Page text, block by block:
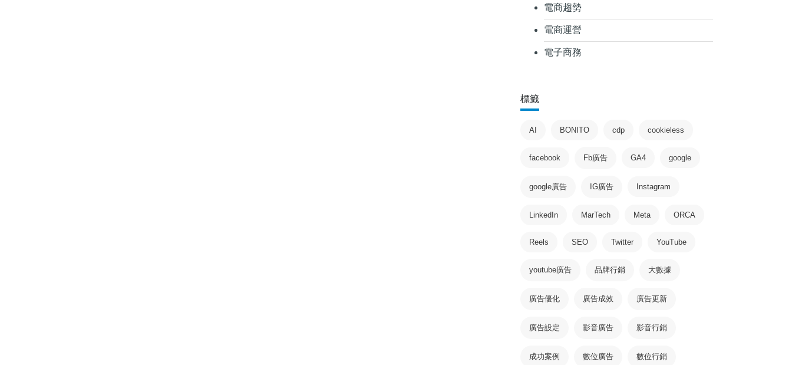
電商趨勢
電商運營
電子商務
標籤
AI BONITO cdp cookieless
facebook Fb廣告 GA4 google
google廣告 IG廣告 Instagram
LinkedIn MarTech Meta ORCA
Reels SEO Twitter YouTube
youtube廣告 品牌行銷 大數據
廣告優化 廣告成效 廣告更新
廣告設定 影音廣告 影音行銷
成功案例 數位廣告 數位行銷